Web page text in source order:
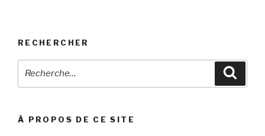
RECHERCHER
À PROPOS DE CE SITE